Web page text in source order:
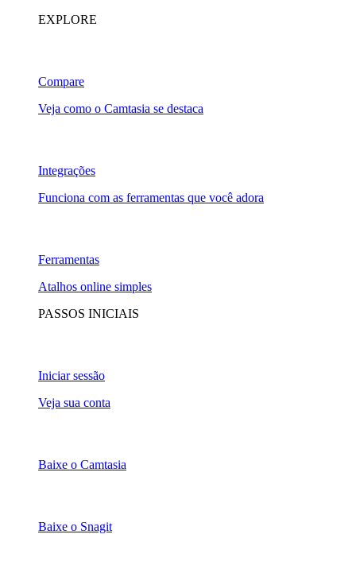
EXPLORE
Compare
Veja como o Camtasia se destaca
Integrações
Funciona com as ferramentas que você adora
Ferramentas
Atalhos online simples
PASSOS INICIAIS
Iniciar sessão
Veja sua conta
Baixe o Camtasia
Baixe o Snagit